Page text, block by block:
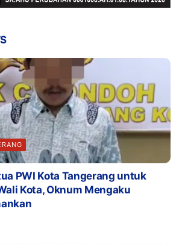
PWI Kota Tangerang untuk
Kota, Oknum Mengaku